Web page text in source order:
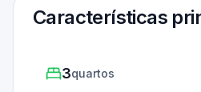
Características
3quartos